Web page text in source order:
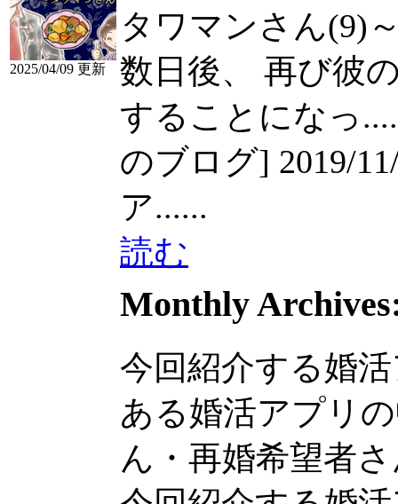
2025/04/09 更新
タワマンさん(9)
数日後、 再び彼
することになっ
のブログ] 2019/
ア......
読む
Monthly
今回紹介する婚
ある婚活アプリ
ん・再婚希望者